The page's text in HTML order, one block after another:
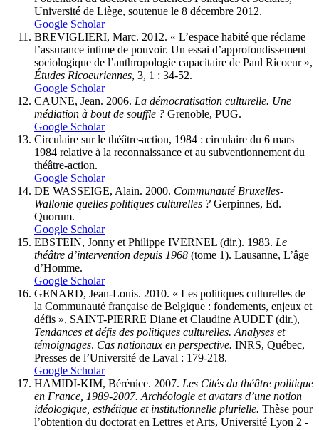
Université de Liège, soutenue le 8 décembre 2012.
Google Scholar
BREVIGLIERI, Marc. 2012. « L’espace habité que réclame
l’assurance intime de pouvoir. Un essai d’approfondissement
sociologique de l’anthropologie capacitaire de Paul Ricoeur »,
Études Ricoeuriennes, 3, 1 : 34-52.
Google Scholar
CAUNE, Jean. 2006. La démocratisation culturelle. Une
médiation à bout de souffle ? Grenoble, PUG.
Google Scholar
Circulaire sur le théâtre-action, 1984 : circulaire du 6 mars
1984 relative à la reconnaissance et au subventionnement du
théâtre-action.
Google Scholar
DE WASSEIGE, Alain. 2000. Communauté Bruxelles-
Wallonie quelles politiques culturelles ? Gerpinnes, Ed.
Quorum.
Google Scholar
EBSTEIN, Jonny et Philippe IVERNEL (dir.). 1983. Le
théâtre d’intervention depuis 1968 (tome 1). Lausanne, L’âge
d’Homme.
Google Scholar
GENARD, Jean-Louis. 2010. « Les politiques culturelles de
la Communauté française de Belgique : fondements, enjeux et
défis », SAINT-PIERRE Diane et Claudine AUDET (dir.),
Tendances et défis des politiques culturelles. Analyses et
témoignages. Cas nationaux en perspective. INRS, Québec,
Presses de l’Université de Laval : 179-218.
Google Scholar
HAMIDI-KIM, Bérénice. 2007. Les Cités du théâtre politique
en France, 1989-2007. Archéologie et avatars d’une notion
idéologique, esthétique et institutionnelle plurielle. Thèse pour
l’obtention du doctorat en Lettres et Arts, Université Lyon 2 -